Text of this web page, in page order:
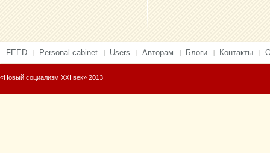
FEED Personal cabinet Users Авторам Блоги Контакты
«Новый социализм XXI век» 2013